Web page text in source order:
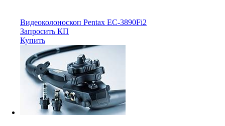
Видеоколоноскоп Pentax EC-3890Fi2
Запросить КП
Купить